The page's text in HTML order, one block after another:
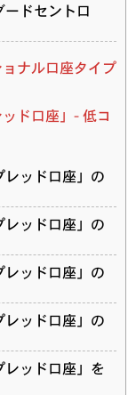
ドセント口
ナル口座タイプ
ド口座」- 低コ
ッド口座」の
ッド口座」の
ッド口座」の
ッド口座」の
ッド口座」を